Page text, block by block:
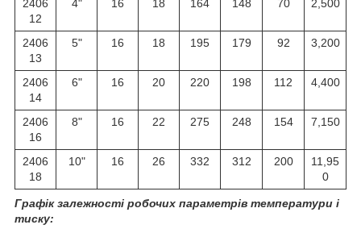
2406
12
4" 16 18 164 148 70 2,500
2406
13
5" 16 18 195 179 92 3,200
2406
14
6" 16 20 220 198 112 4,400
2406
16
8" 16 22 275 248 154 7,150
2406
18
10" 16 26 332 312 200
11,95
0
Графік залежності робочих параметрів температури і
тиску: